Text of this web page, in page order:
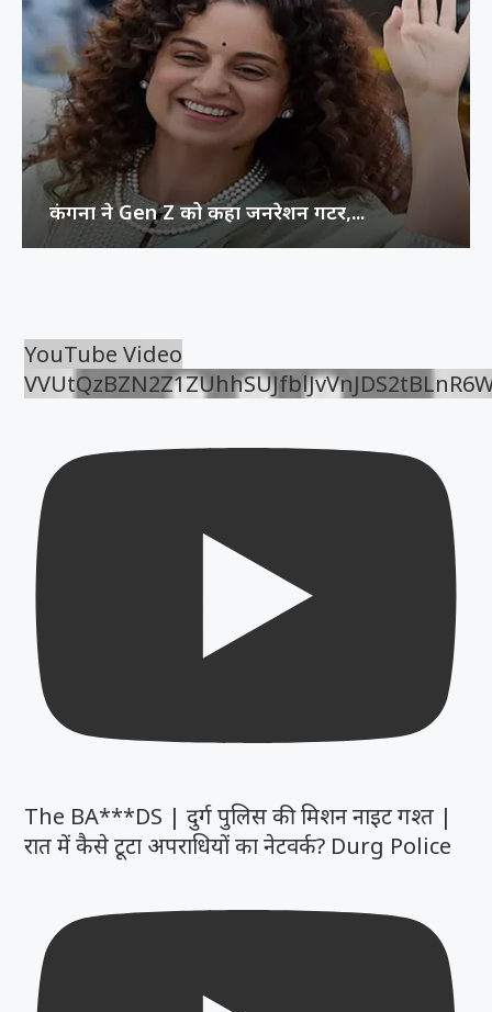
YouTube Video
The BA***DS | दुर्ग पुलिस की मिशन नाइट गश्त |
रात में कैसे टूटा अपराधियों का नेटवर्क? Durg Police
कंगना ने Gen Z को कहा जनरेशन गटर,...